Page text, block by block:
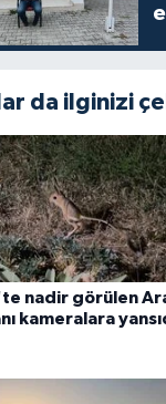
da ilginizi
nadir görülen
kameralara